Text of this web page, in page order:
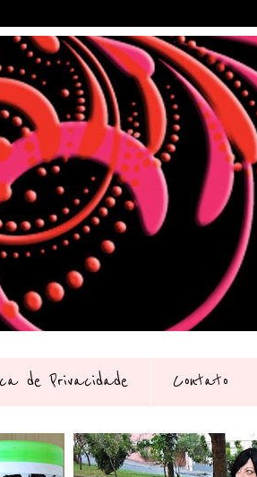
de Privacidade Contato